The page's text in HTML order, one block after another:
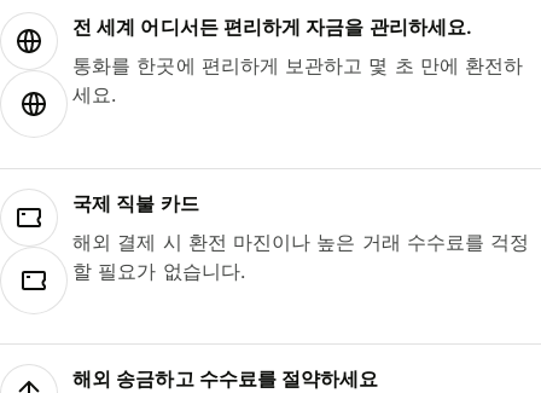
전 세계 어디서든 편리하게 자금을 관리하세요.
통화를 한곳에 편리하게 보관하고 몇 초 만에 환전하
세요.
국제 직불 카드
해외 결제 시 환전 마진이나 높은 거래 수수료를 걱정
할 필요가 없습니다.
해외 송금하고 수수료를 절약하세요